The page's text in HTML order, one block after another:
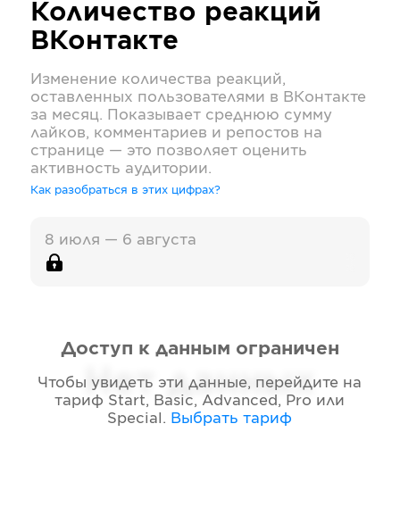
Количество реакций
ВКонтакте
Изменение количества реакций,
оставленных пользователями в ВКонтакте
за месяц. Показывает среднюю сумму
лайков, комментариев и репостов на
странице — это позволяет оценить
активность аудитории.
Как разобраться в этих цифрах?
8 июля — 6 августа
Нет данных
Доступ к данным ограничен
Чтобы увидеть эти данные, перейдите на
тариф Start, Basic, Advanced, Pro или
Special . Выбрать тариф